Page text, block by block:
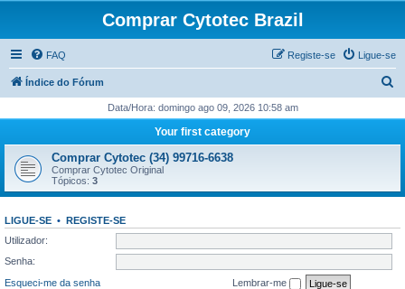
Comprar Cytotec Brazil
FAQ Ligue-se
Registe-se
Índice do Fórum
q
i
Data/Hora: domingo ago 09, 2026 10:58 am
Your first category
Comprar Cytotec (34) 99716-6638
Comprar Cytotec Original
Tópicos: 3
LIGUE-SE • REGISTE-SE
Utilizador:
Senha:
Esqueci-me da senha
Lembrar-me